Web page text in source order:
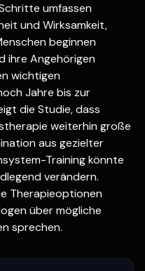
umfassen
und Wirksamkeit,
beginnen
ihre Angehörigen
wichtigen
Jahre bis zur
die Studie, dass
weiterhin große
aus gezielter
Training könnte
verändern.
Therapieoptionen
über mögliche
sprechen.